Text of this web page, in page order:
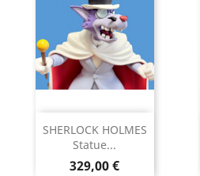
SHERLOCK HOLMES
Statue...
Prix
329,00 €